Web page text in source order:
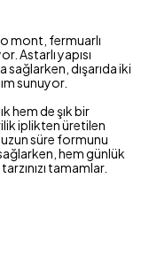
mont, fermuarlı
Astarlı yapısı
dışarıda iki
sunuyor.
hem de şık bir
iplikten üretilen
uzun süre formunu
hem günlük
tamamlar.